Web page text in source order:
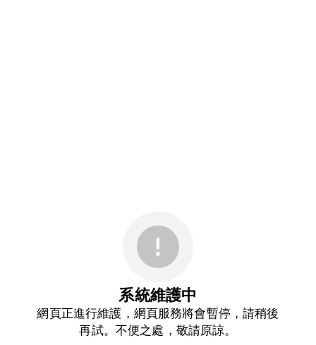
系統維護中
網頁正進行維護，網頁服務將會暫停，請稍後
再試。不便之處，敬請原諒。